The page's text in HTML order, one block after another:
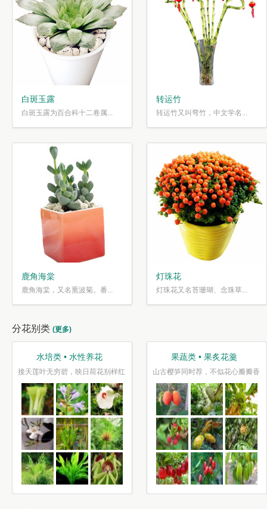
白斑玉露
白斑玉露为百合科十二卷属...
转运竹
转运竹又叫弯竹，中文学名...
鹿角海棠
鹿角海棠，又名熏波菊。番...
灯珠花
灯珠花又名苔珊瑚、念珠草...
分花别类 (更多)
水培类 • 水性养花
接天莲叶无穷碧，映日荷花别样红
果蔬类 • 果炙花羹
山古樱笋同时荐，不似花心瓣瓣香